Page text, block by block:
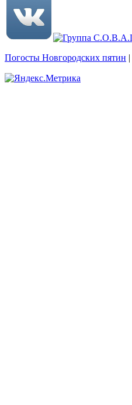
Погосты Новгородских пятин |